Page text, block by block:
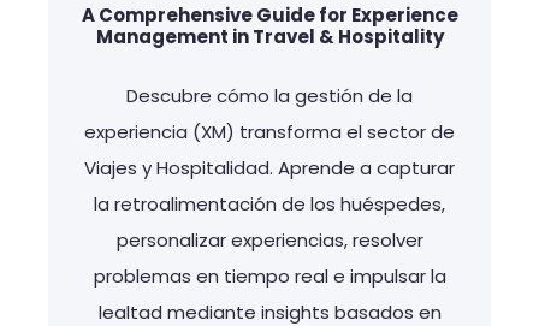
A Comprehensive Guide for Experience
Management in Travel & Hospitality
Descubre cómo la gestión de la
experiencia (XM) transforma el sector de
Viajes y Hospitalidad. Aprende a capturar
la retroalimentación de los huéspedes,
personalizar experiencias, resolver
problemas en tiempo real e impulsar la
lealtad mediante insights basados en